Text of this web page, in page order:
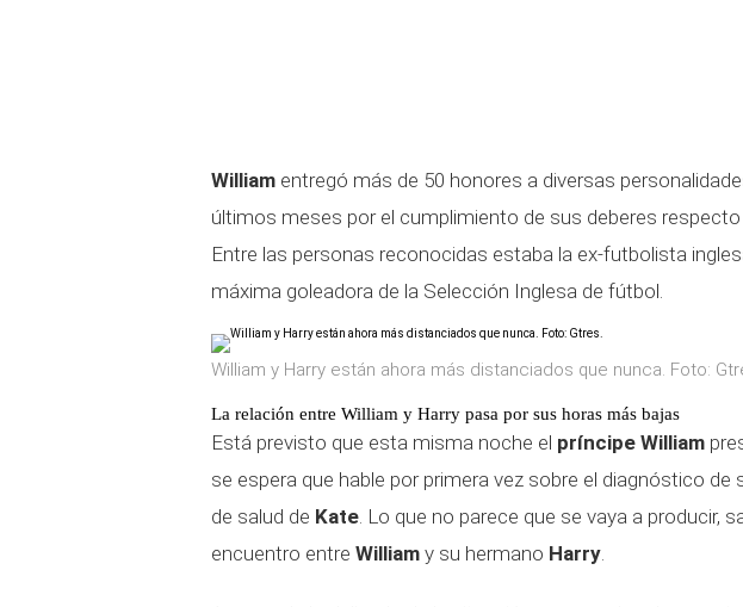
William entregó más de 50 honores a diversas
últimos meses por el cumplimiento de sus deberes
Entre las personas reconocidas estaba la ex-futbolista
máxima goleadora de la Selección Inglesa de fútbol.
William y Harry están ahora más distanciados que nunca. Foto:
La relación entre William y Harry pasa por sus horas más bajas
Está previsto que esta misma noche el príncipe William
se espera que hable por primera vez sobre el diagnóstico de
de salud de Kate. Lo que no parece que se vaya a producir,
encuentro entre William y su hermano Harry.